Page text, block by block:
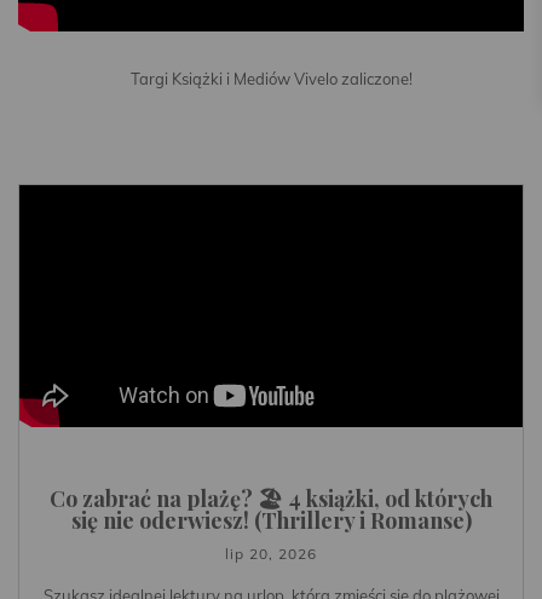
Targi Książki i Mediów Vivelo zaliczone!
Co zabrać na plażę? 🏖️ 4 książki, od których
się nie oderwiesz! (Thrillery i Romanse)
lip 20, 2026
Szukasz idealnej lektury na urlop, która zmieści się do plażowej